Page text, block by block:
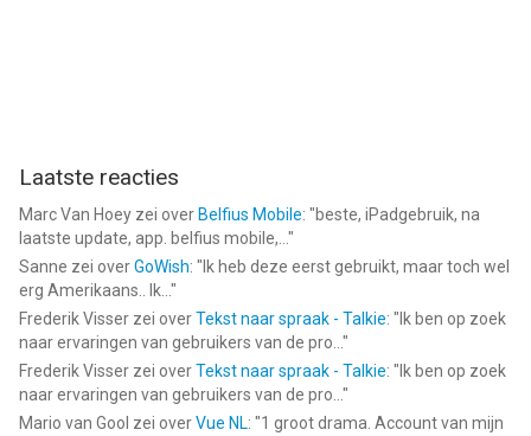
Laatste reacties
Marc Van Hoey zei over Belfius Mobile: "beste, iPadgebruik, na
laatste update, app. belfius mobile,... "
Sanne zei overGoWish: " Ik heb deze eerst gebruikt, maar toch wel
erg Amerikaans.. Ik... "
Frederik Visser zei overTekst naar spraak - Talkie: " Ik ben op zoek
naar ervaringen van gebruikers van de pro... "
Frederik Visser zei overTekst naar spraak - Talkie: " Ik ben op zoek
naar ervaringen van gebruikers van de pro... "
Mario van Gool zei overVue NL: "1 groot drama. Account van mijn